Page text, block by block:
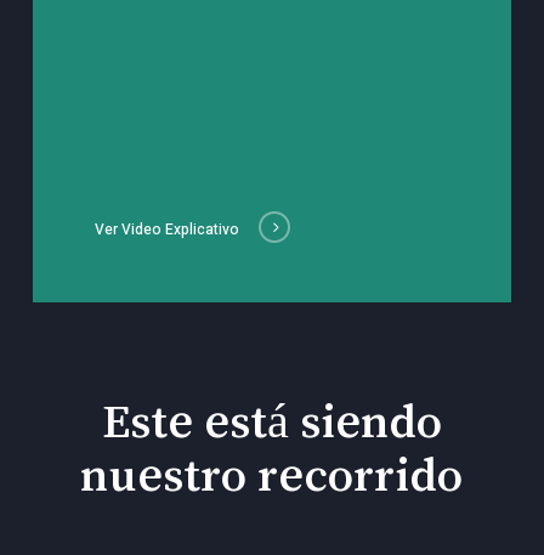
Ver Video Explicativo
Este está siendo
nuestro recorrido